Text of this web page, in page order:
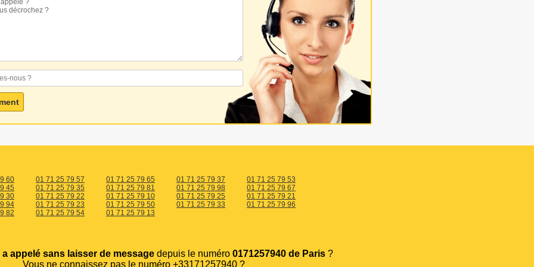
60 01 71 25 79 57 01 71 25 79 65 01 71 25 79 37
01 71 25 79 53
45
01 71 25 79 35 01 71 25 79 81 01 71 25 79 98
01 71 25 79 67
30
01 71 25 79 22 01 71 25 79 10 01 71 25 79 25
01 71 25 79 21
94
01 71 25 79 23 01 71 25 79 50 01 71 25 79 33
01 71 25 79 96
82
01 71 25 79 54 01 71 25 79 13
a appelé sans laisser de message depuis le numéro 0171257940 de Paris ?
Vous ne connaissez pas le numéro +33171257940 ?